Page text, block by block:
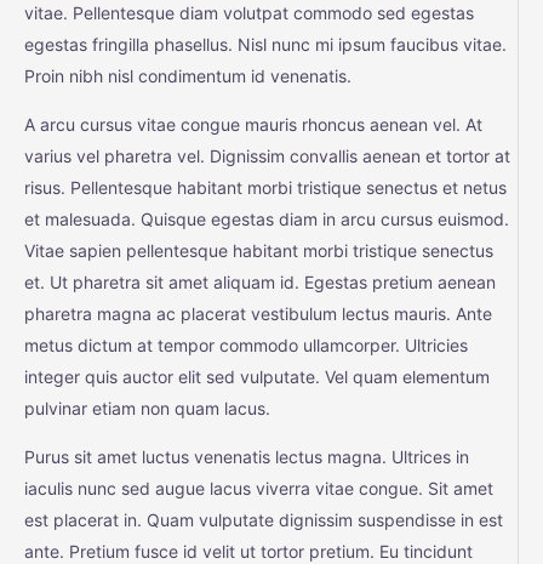
vitae. Pellentesque diam volutpat commodo sed egestas
egestas fringilla phasellus. Nisl nunc mi ipsum faucibus vitae.
Proin nibh nisl condimentum id venenatis.
A arcu cursus vitae congue mauris rhoncus aenean vel. At
varius vel pharetra vel. Dignissim convallis aenean et tortor at
risus. Pellentesque habitant morbi tristique senectus et netus
et malesuada. Quisque egestas diam in arcu cursus euismod.
Vitae sapien pellentesque habitant morbi tristique senectus
et. Ut pharetra sit amet aliquam id. Egestas pretium aenean
pharetra magna ac placerat vestibulum lectus mauris. Ante
metus dictum at tempor commodo ullamcorper. Ultricies
integer quis auctor elit sed vulputate. Vel quam elementum
pulvinar etiam non quam lacus.
Purus sit amet luctus venenatis lectus magna. Ultrices in
iaculis nunc sed augue lacus viverra vitae congue. Sit amet
est placerat in. Quam vulputate dignissim suspendisse in est
ante. Pretium fusce id velit ut tortor pretium. Eu tincidunt